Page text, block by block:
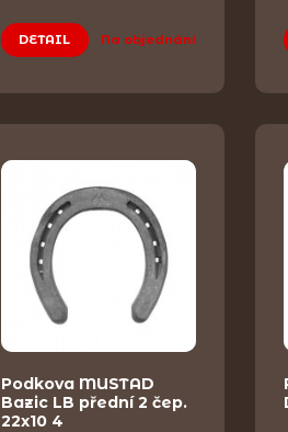
DETAIL Na objednání
Podkova MUSTAD
Bazic LB přední 2 čep.
22x10 4